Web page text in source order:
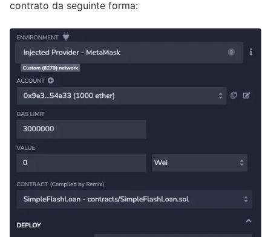
contrato da seguinte forma: